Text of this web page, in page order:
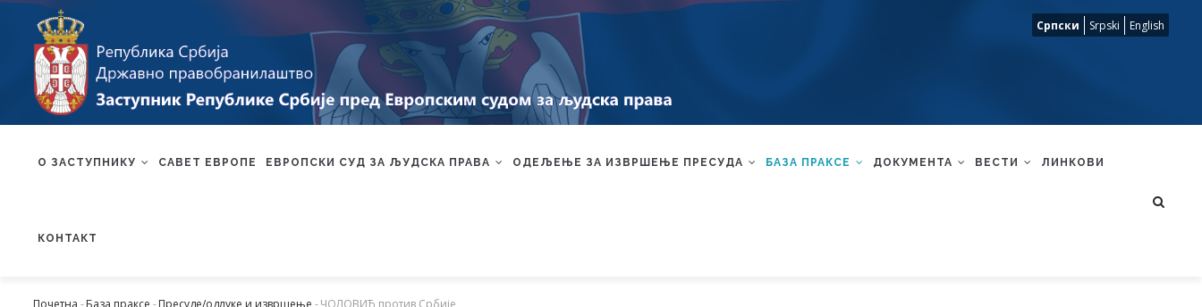
content
Српски Srpski English
NAVIGATION
О ЗАСТУПНИКУ САВЕТ ЕВРОПЕ ЕВРОПСКИ СУД ЗА ЉУДСКА ПРАВА ОДЕЉЕЊЕ ЗА ИЗВРШЕЊЕ ПРЕСУДА БАЗА ПРАКСЕ ДОКУМЕНТА ВЕСТИ ЛИНКОВИ
КОНТАКТ
Почетна -База праксе -Пресуде/одлуке и извршење -ЧОЛОВИЋ против Србије